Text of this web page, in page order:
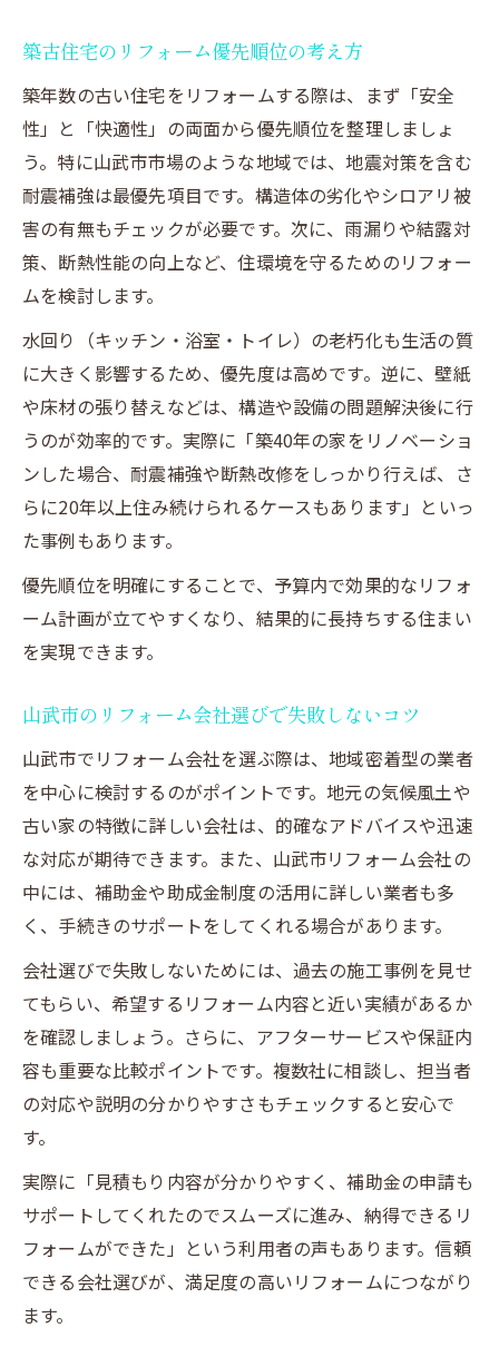
事例
耐震性や断熱に強いリフォームの着眼点を解説
耐震リフォームで古い家の不安を解消する
方法
断熱リフォームで省エネと快適性を両立さ
せる
山武市の耐震補助金を活用したリフォーム
実例
外壁や屋根の劣化対策と長寿命化リフォー
ム
断熱材の選び方と施工で失敗しないポイン
ト
限られた費用で優先すべきリフォーム箇所の選
び方
予算内で最大効果を出すリフォーム部位の
選定
囲
400万円で優先すべきリフォーム箇所を解
説
築年数と家族構成で変わるリフォームの選
択
水回りと屋根外壁、どちらを優先すべきか
補助金申請の流れとリフォーム成功の秘訣まと
め
リフォーム補助金申請の基本的な手順を解
説
見積もり取得から申請までのスムーズな流
れ
ト
事前準備とリフォーム計画で失敗を防ぐ方
法
制度変更に強いリフォーム情報収集のコツ
築古住宅のリフォーム優先順位の考え方
築年数の古い住宅をリフォームする際は、まず「安全
性」と「快適性」の両面から優先順位を整理しましょ
う。特に山武市市場のような地域では、地震対策を含む
耐震補強は最優先項目です。構造体の劣化やシロアリ被
害の有無もチェックが必要です。次に、雨漏りや結露対
策、断熱性能の向上など、住環境を守るためのリフォー
ムを検討します。
水回り（キッチン・浴室・トイレ）の老朽化も生活の質
に大きく影響するため、優先度は高めです。逆に、壁紙
や床材の張り替えなどは、構造や設備の問題解決後に行
うのが効率的です。実際に「築40年の家をリノベーショ
ンした場合、耐震補強や断熱改修をしっかり行えば、さ
らに20年以上住み続けられるケースもあります」といっ
た事例もあります。
優先順位を明確にすることで、予算内で効果的なリフォ
ーム計画が立てやすくなり、結果的に長持ちする住まい
を実現できます。
山武市のリフォーム会社選びで失敗しないコツ
山武市でリフォーム会社を選ぶ際は、地域密着型の業者
を中心に検討するのがポイントです。地元の気候風土や
古い家の特徴に詳しい会社は、的確なアドバイスや迅速
な対応が期待できます。また、山武市リフォーム会社の
中には、補助金や助成金制度の活用に詳しい業者も多
く、手続きのサポートをしてくれる場合があります。
会社選びで失敗しないためには、過去の施工事例を見せ
てもらい、希望するリフォーム内容と近い実績があるか
を確認しましょう。さらに、アフターサービスや保証内
容も重要な比較ポイントです。複数社に相談し、担当者
の対応や説明の分かりやすさもチェックすると安心で
す。
実際に「見積もり内容が分かりやすく、補助金の申請も
サポートしてくれたのでスムーズに進み、納得できるリ
フォームができた」という利用者の声もあります。信頼
できる会社選びが、満足度の高いリフォームにつながり
ます。